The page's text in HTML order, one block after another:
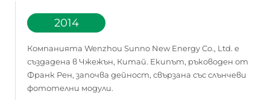
2014
Компанията Wenzhou Sunno New Energy Co., Ltd. е
създадена в Чжежън, Китай. Екипът, ръководен от
Франк Рен, започва дейност, свързана със слънчеви
фототелни модули.